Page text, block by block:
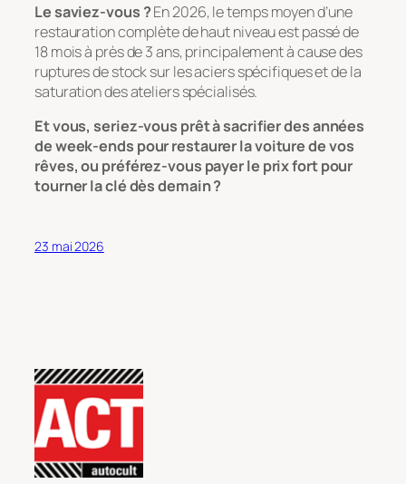
Le saviez-vous ?En 2026, le temps moyen d’une
restauration complète de haut niveau est passé de
18 mois à près de 3 ans, principalement à cause des
ruptures de stock sur les aciers spécifiques et de la
saturation des ateliers spécialisés.
Et vous, seriez-vous prêt à sacrifier des années
de week-ends pour restaurer la voiture de vos
rêves, ou préférez-vous payer le prix fort pour
tourner la clé dès demain ?
23 mai 2026